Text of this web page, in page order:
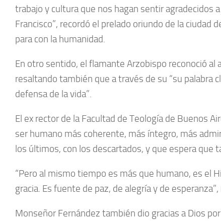
trabajo y cultura que nos hagan sentir agradecidos
Francisco”, recordó el prelado oriundo de la ciudad
para con la humanidad.
En otro sentido, el flamante Arzobispo reconoció al
resaltando también que a través de su “su palabra
defensa de la vida”.
El ex rector de la Facultad de Teología de Buenos
ser humano más coherente, más íntegro, más
los últimos, con los descartados, y que espera que
“Pero al mismo tiempo es más que humano, es el
gracia. Es fuente de paz, de alegría y de
Monseñor Fernández también dio gracias a Dios